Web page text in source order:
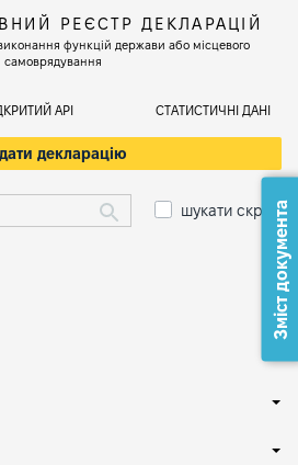
РЕЄСТР ДЕКЛАРАЦІЙ
функцій держави або місцевого
самоврядування
АРІ СТАТИСТИЧНІ ДАНІ
декларацію
шукати скрізьЗміст документа